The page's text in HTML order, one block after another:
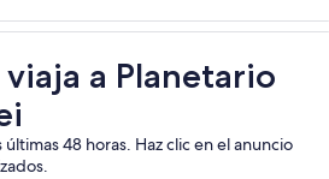
bebidas y vida
conciertos
viaja a Planetario
48 horas. Haz clic en el anuncio